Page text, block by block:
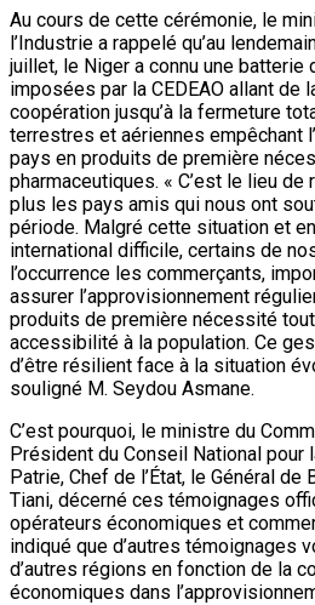
Au cours de cette cérémonie, le
l’Industrie a rappelé qu’au
juillet, le Niger a connu une batterie
imposées par la CEDEAO allant de
coopération jusqu’à la fermeture
terrestres et aériennes empêchant
pays en produits de première
pharmaceutiques. « C’est le lieu
plus les pays amis qui nous ont
période. Malgré cette situation et
international difficile, certains de
l’occurrence les commerçants,
assurer l’approvisionnement
produits de première nécessité
accessibilité à la population. Ce
d’être résilient face à la situation
souligné M. Seydou Asmane.
C’est pourquoi, le ministre du
Président du Conseil National pour
Patrie, Chef de l’État, le Général de
Tiani, décerné ces témoignages
opérateurs économiques et
indiqué que d’autres témoignages
d’autres régions en fonction de la
économiques dans